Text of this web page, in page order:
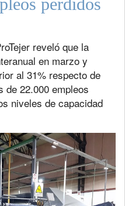
perdidos
reveló que la
en marzo y
al 31% respecto de
de 22.000 empleos
niveles de capacidad
Next